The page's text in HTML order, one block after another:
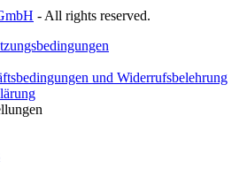
- All rights reserved.
und Widerrufsbelehrung